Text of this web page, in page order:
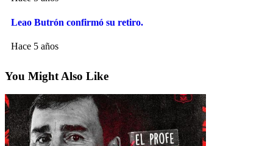
Leao Butrón confirmó su retiro.
Hace 5 años
You Might Also Like